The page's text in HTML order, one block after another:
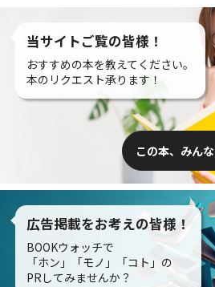
当サイトご覧の皆様！
おすすめの本を教えてください。
本のリクエスト承ります！
この本、みん
広告掲載をお考えの皆様！
BOOKウォッチで
「ホン」「モノ」「コト」の
PRしてみませんか？